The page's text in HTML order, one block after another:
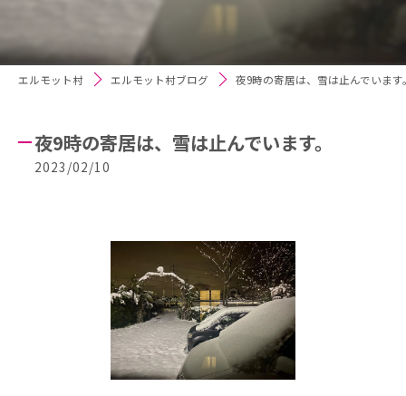
エルモット村 エルモット村ブログ 夜9時の寄居は、雪は止んでいます
夜9時の寄居は、雪は止んでいます。
2023/02/10